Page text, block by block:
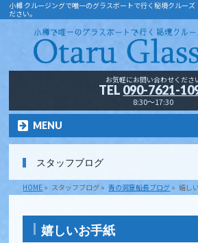
小樽 クルージングで唯一のグラスボートで行く秘境クルー
ださい。
お気軽にお問い合わせくださ
TEL 090-7621-
8:30～17:30
MENU
スタッフブログ
HOME » スタッフブログ » 青の洞窟船長ブログ » 嬉し
嬉しいお手紙